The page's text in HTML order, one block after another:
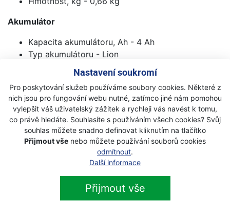
Nastavení soukromí
Pro poskytování služeb používáme soubory cookies. Některé z
nich jsou pro fungování webu nutné, zatímco jiné nám pomohou
vylepšit váš uživatelský zážitek a rychleji vás navést k tomu,
co právě hledáte. Souhlasíte s používáním všech cookies? Svůj
souhlas můžete snadno definovat kliknutím na tlačítko
Přijmout vše nebo můžete používání souborů cookies
odmítnout.
Další informace
Přijmout vše
Akumulátor
Kapacita akumulátoru, Ah - 4 Ah
Typ akumulátoru - Lion
Výstupní výkon akumulátoru - 72 Wh
Rozměry
Výška výrobku - 65 mm
Délka výrobku - 116,5 mm
Šířka výrobku - 84 mm
Další produkty z kategorie
akumulátory